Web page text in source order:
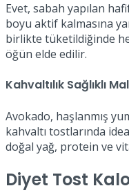
Evet, sabah yapılan
boyu aktif kalmasına
birlikte tüketildiğinde
öğün elde edilir.
Kahvaltılık Sağlıklı
Avokado, haşlanmış
kahvaltı tostlarında
doğal yağ, protein ve
Diyet Tost